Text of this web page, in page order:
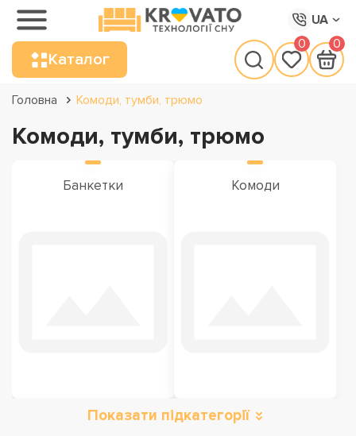
UA
Каталог
0 0
Головна Комоди, тумби, трюмо
Комоди, тумби, трюмо
Банкетки Комоди
Полки для взуття Тумби
Показати підкатегорії